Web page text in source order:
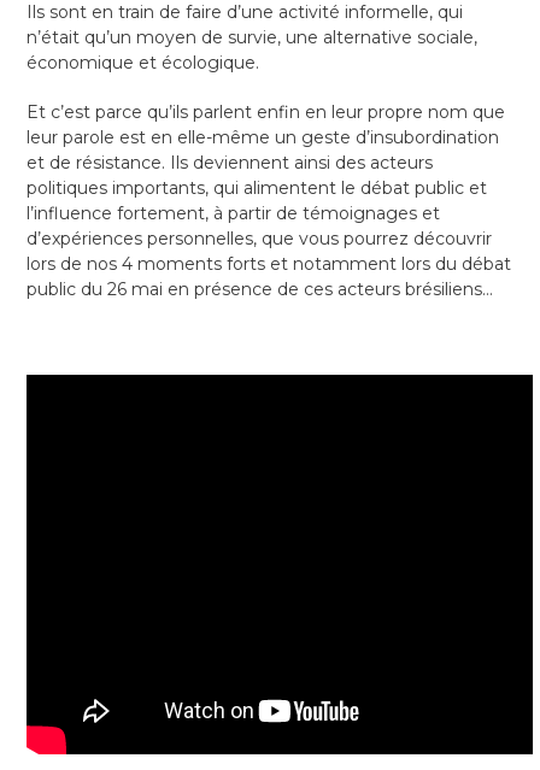
Ils sont en train de faire d’une activité informelle, qui
n’était qu’un moyen de survie, une alternative sociale,
économique et écologique.
Et c’est parce qu’ils parlent enfin en leur propre nom que
leur parole est en elle-même un geste d’insubordination
et de résistance. Ils deviennent ainsi des acteurs
politiques importants, qui alimentent le débat public et
l’influence fortement, à partir de témoignages et
d’expériences personnelles, que vous pourrez découvrir
lors de nos 4 moments forts et notamment lors du débat
public du 26 mai en présence de ces acteurs brésiliens…